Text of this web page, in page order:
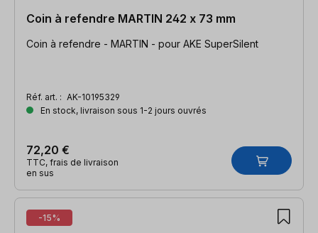
Coin à refendre MARTIN 242 x 73 mm
Coin à refendre - MARTIN - pour AKE SuperSilent
Réf. art. : AK-10195329
En stock, livraison sous 1-2 jours ouvrés
72,20 €
TTC, frais de livraison
en sus
-15%